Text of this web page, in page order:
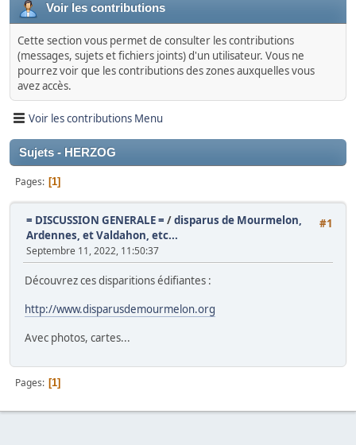
Voir les contributions
Cette section vous permet de consulter les contributions
(messages, sujets et fichiers joints) d'un utilisateur. Vous ne
pourrez voir que les contributions des zones auxquelles vous
avez accès.
Voir les contributions Menu
Sujets - HERZOG
Pages 1
#1
= DISCUSSION GENERALE = /disparus de Mourmelon,
Ardennes, et Valdahon, etc...
Septembre 11, 2022, 11:50:37
Découvrez ces disparitions édifiantes :
http://www.disparusdemourmelon.org
Avec photos, cartes...
Pages 1